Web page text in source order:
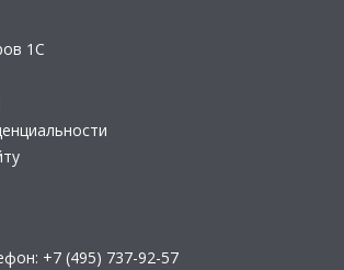
1С
+7 (495) 737-92-57